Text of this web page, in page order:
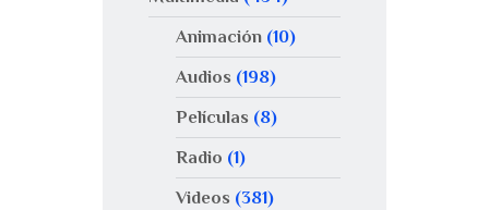
Animación(10)
Audios (198)
Películas (8)
Radio (1)
Videos (381)